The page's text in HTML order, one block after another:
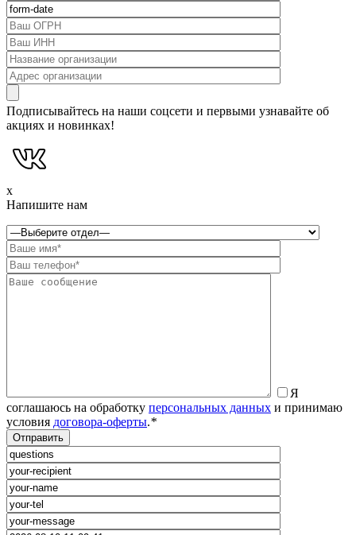
Подписывайтесь на наши соцсети и первыми узнавайте об
акциях и новинках!
x
Напишите нам
Я
соглашаюсь на обработку персональных данных и принимаю
условия договора-оферты.*